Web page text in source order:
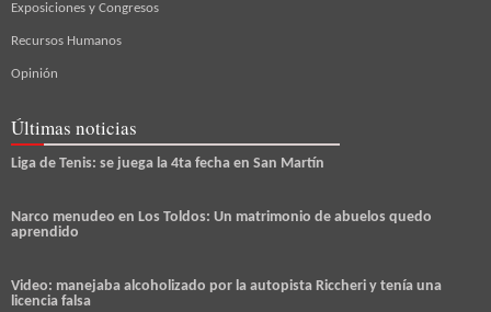
Exposiciones y Congresos
Recursos Humanos
Opinión
Últimas noticias
Liga de Tenis: se juega la 4ta fecha en San Martín
Narco menudeo en Los Toldos: Un matrimonio de abuelos quedo
aprendido
Video: manejaba alcoholizado por la autopista Riccheri y tenía una
licencia falsa